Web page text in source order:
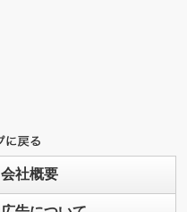
会社概要